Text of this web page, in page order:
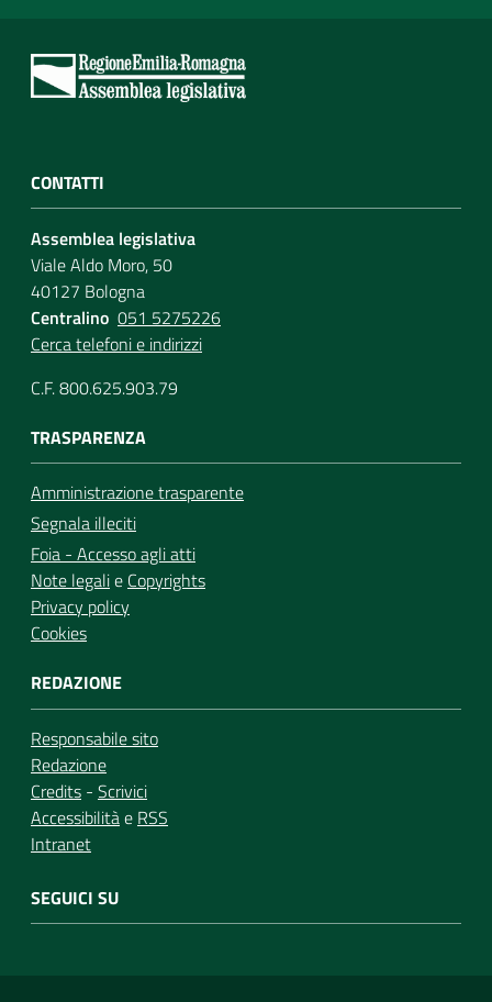
CONTATTI
Assemblea legislativa
Viale Aldo Moro, 50
40127 Bologna
Centralino 051 5275226
Cerca telefoni e indirizzi
C.F. 800.625.903.79
TRASPARENZA
Amministrazione trasparente
Segnala illeciti
Foia - Accesso agli atti
Note legalie Copyrights
Privacy policy
Cookies
REDAZIONE
Responsabile sito
Redazione
Credits - Scrivici
Accessibilitàe RSS
Intranet
SEGUICI SU